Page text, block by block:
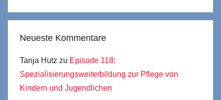
Neueste Kommentare
Tanja Hutz zu Episode 118:
Spezialisierungsweiterbildung zur Pflege von
Kindern und Jugendlichen